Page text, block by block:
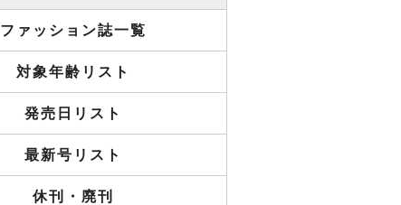
ファッション誌一覧
対象年齢リスト
発売日リスト
最新号リスト
休刊・廃刊